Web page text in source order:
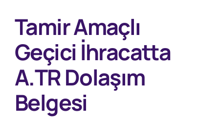
Tamir Amaçlı
Geçici İhracatta
A.TR Dolaşım
Belgesi